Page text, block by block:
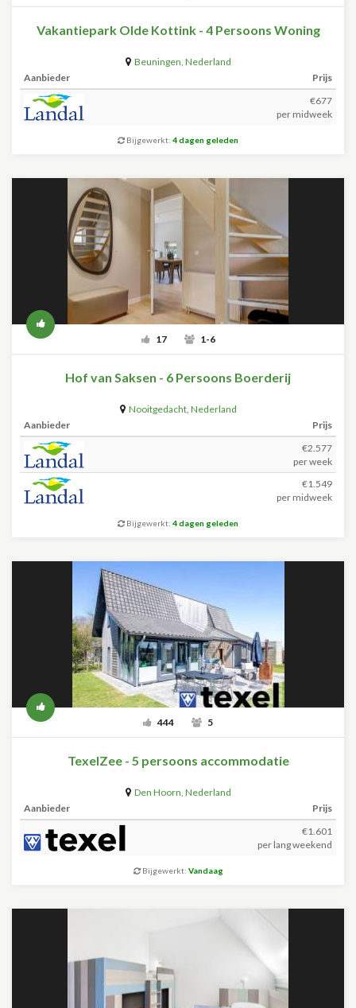
Vakantiepark Olde Kottink - 4 Persoons Woning
Beuningen, Nederland
Aanbieder
Prijs
€677
per midweek
Bijgewerkt: 4 dagen geleden
17 1-6
Hof van Saksen - 6 Persoons Boerderij
Nooitgedacht, Nederland
Aanbieder
Prijs
€2.577
per week
€1.549
per midweek
Bijgewerkt: 4 dagen geleden
444 5
TexelZee - 5 persoons accommodatie
Den Hoorn, Nederland
Aanbieder
Prijs
€1.601
per lang weekend
Bijgewerkt: Vandaag